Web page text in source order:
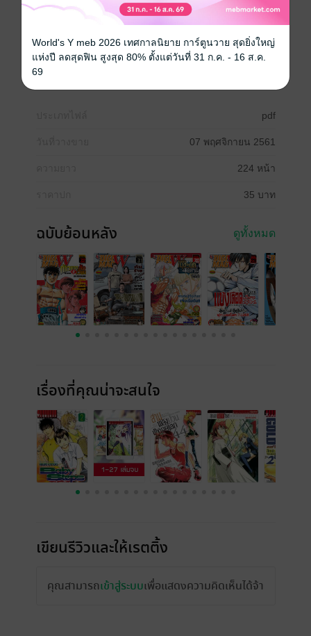
เกาะกระหายเลือด ภาค ฝ่า 48 วันโลกวิกฤต ตอนที่ 86, 87
INFECTION เชื้อมรณะ – ตอนที่ 36, 37
คินดะอิจิ 37 กับคดีฆาตกรรมปริศนา – หยุดลง 1 ครั้งครับ
ศึกตำนาน 7 อัศวิน – ตอนที่ 258
SPACE BROTHERS – หยุดลง 1 ครั้งครับ
pdf
07 พฤศจิกายน 2561
224 หน้า
35 บาท
ฉบับย้อนหลัง ดูทั้งหมด
เรื่องที่คุณน่าจะสนใจ
เขียนรีวิวและให้เรตติ้ง
คุณสามารถเข้าสู่ระบบเพื่อแสดงความคิดเห็นได้จ้า
World's Y meb 2026 เทศกาลนิยาย การ์ตูนวาย สุดยิ่งใหญ่
แห่งปี ลดสุดฟิน สูงสุด 80% ตั้งแต่วันที่ 31 ก.ค. - 16 ส.ค.
69